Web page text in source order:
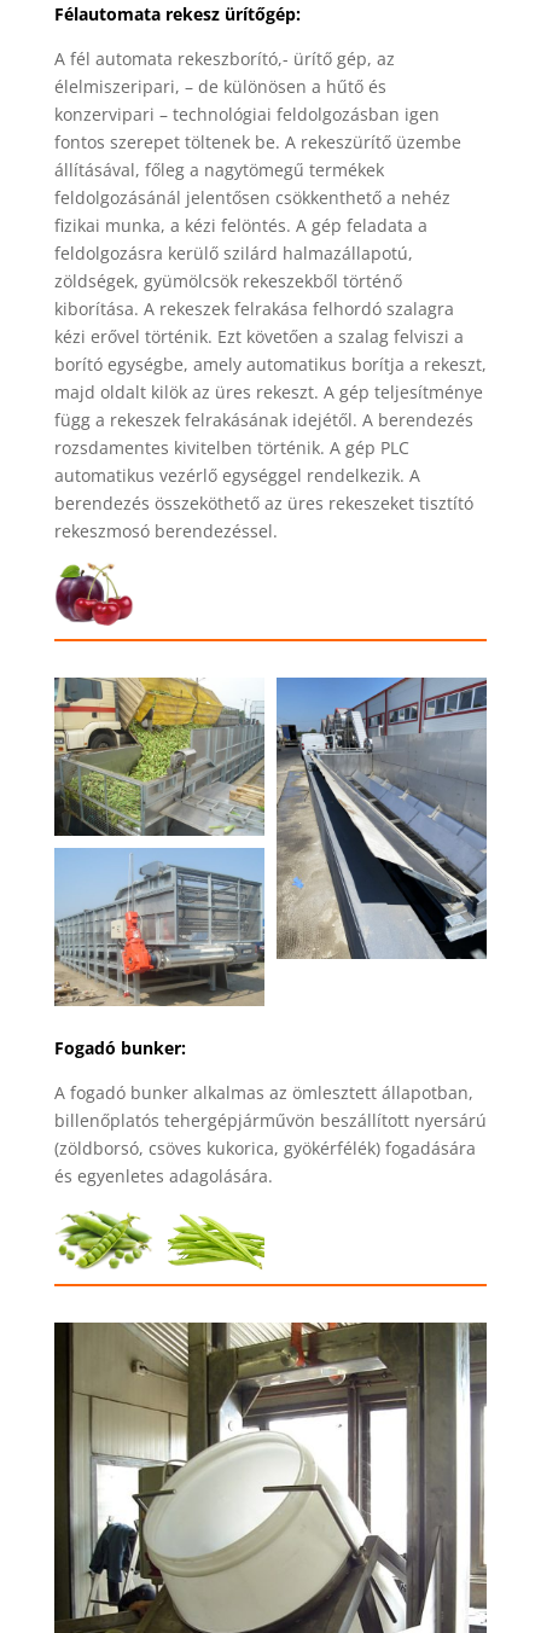
Félautomata rekesz ürítőgép:
A fél automata rekeszborító,- ürítő gép, az
élelmiszeripari, – de különösen a hűtő és
konzervipari – technológiai feldolgozásban igen
fontos szerepet töltenek be. A rekeszürítő üzembe
állításával, főleg a nagytömegű termékek
feldolgozásánál jelentősen csökkenthető a nehéz
fizikai munka, a kézi felöntés. A gép feladata a
feldolgozásra kerülő szilárd halmazállapotú,
zöldségek, gyümölcsök rekeszekből történő
kiborítása. A rekeszek felrakása felhordó szalagra
kézi erővel történik. Ezt követően a szalag felviszi a
borító egységbe, amely automatikus borítja a rekeszt,
majd oldalt kilök az üres rekeszt. A gép teljesítménye
függ a rekeszek felrakásának idejétől. A berendezés
rozsdamentes kivitelben történik. A gép PLC
automatikus vezérlő egységgel rendelkezik. A
berendezés összeköthető az üres rekeszeket tisztító
rekeszmosó berendezéssel.
Fogadó bunker:
A fogadó bunker alkalmas az ömlesztett állapotban,
billenőplatós tehergépjárművön beszállított nyersárú
(zöldborsó, csöves kukorica, gyökérfélék) fogadására
és egyenletes adagolására.